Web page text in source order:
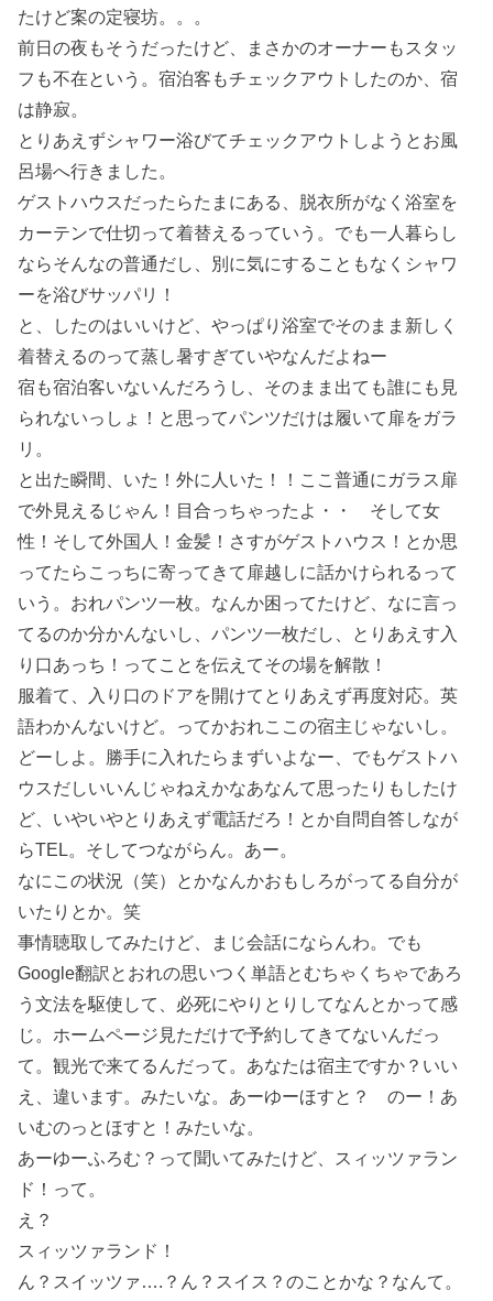
たけど案の定寝坊。。。
前日の夜もそうだったけど、まさかのオーナーもスタッ
フも不在という。宿泊客もチェックアウトしたのか、宿
は静寂。
とりあえずシャワー浴びてチェックアウトしようとお風
呂場へ行きました。
ゲストハウスだったらたまにある、脱衣所がなく浴室を
カーテンで仕切って着替えるっていう。でも一人暮らし
ならそんなの普通だし、別に気にすることもなくシャワ
ーを浴びサッパリ！
と、したのはいいけど、やっぱり浴室でそのまま新しく
着替えるのって蒸し暑すぎていやなんだよねー
宿も宿泊客いないんだろうし、そのまま出ても誰にも見
られないっしょ！と思ってパンツだけは履いて扉をガラ
リ。
と出た瞬間、いた！外に人いた！！ここ普通にガラス扉
で外見えるじゃん！目合っちゃったよ・・ そして女
性！そして外国人！金髪！さすがゲストハウス！とか思
ってたらこっちに寄ってきて扉越しに話かけられるって
いう。おれパンツ一枚。なんか困ってたけど、なに言っ
てるのか分かんないし、パンツ一枚だし、とりあえす入
り口あっち！ってことを伝えてその場を解散！
服着て、入り口のドアを開けてとりあえず再度対応。英
語わかんないけど。ってかおれここの宿主じゃないし。
どーしよ。勝手に入れたらまずいよなー、でもゲストハ
ウスだしいいんじゃねえかなあなんて思ったりもしたけ
ど、いやいやとりあえず電話だろ！とか自問自答しなが
らTEL。そしてつながらん。あー。
なにこの状況（笑）とかなんかおもしろがってる自分が
いたりとか。笑
事情聴取してみたけど、まじ会話にならんわ。でも
Google翻訳とおれの思いつく単語とむちゃくちゃであろ
う文法を駆使して、必死にやりとりしてなんとかって感
じ。ホームページ見ただけで予約してきてないんだっ
て。観光で来てるんだって。あなたは宿主ですか？いい
え、違います。みたいな。あーゆーほすと？ のー！あ
いむのっとほすと！みたいな。
あーゆーふろむ？って聞いてみたけど、スィッツァラン
ド！って。
え？
スィッツァランド！
ん？スイッツァ….？ん？スイス？のことかな？なんて。